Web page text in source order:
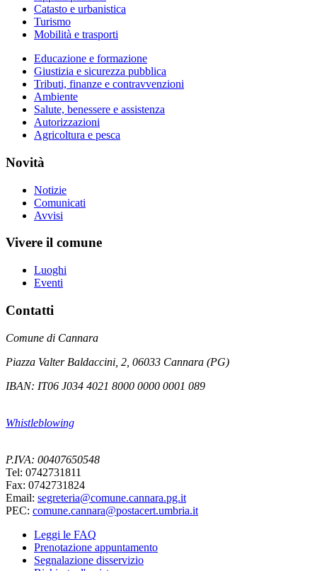
Catasto e urbanistica
Turismo
Mobilità e trasporti
Educazione e formazione
Giustizia e sicurezza pubblica
Tributi, finanze e contravvenzioni
Ambiente
Salute, benessere e assistenza
Autorizzazioni
Agricoltura e pesca
Novità
Notizie
Comunicati
Avvisi
Vivere il comune
Luoghi
Eventi
Contatti
Comune di Cannara
Piazza Valter Baldaccini, 2, 06033 Cannara (PG)
IBAN: IT06 J034 4021 8000 0000 0001 089
Whistleblowing
P.IVA: 00407650548
Tel: 0742731811
Fax: 0742731824
Email: segreteria@comune.cannara.pg.it
PEC: comune.cannara@postacert.umbria.it
Leggi le FAQ
Prenotazione appuntamento
Segnalazione disservizio